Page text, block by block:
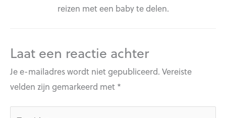
reizen met een baby te delen.
Laat een reactie achter
Je e-mailadres wordt niet gepubliceerd. Vereiste
velden zijn gemarkeerd met *